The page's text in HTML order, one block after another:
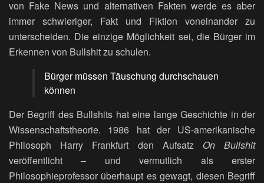
von Fake News und alternativen Fakten werde es aber
immer schwieriger, Fakt und Fiktion voneinander zu
unterscheiden. Die einzige Möglichkeit sei, die Bürger im
Erkennen von Bullshit zu schulen.
Bürger müssen Täuschung durchschauen
können
Der Begriff des Bullshits hat eine lange Geschichte in der
Wissenschaftstheorie. 1986 hat der US-amerikanische
Philosoph Harry Frankfurt den Aufsatz On Bullshit
veröffentlicht – und vermutlich als erster
Philosophieprofessor überhaupt es gewagt, diesen Begriff